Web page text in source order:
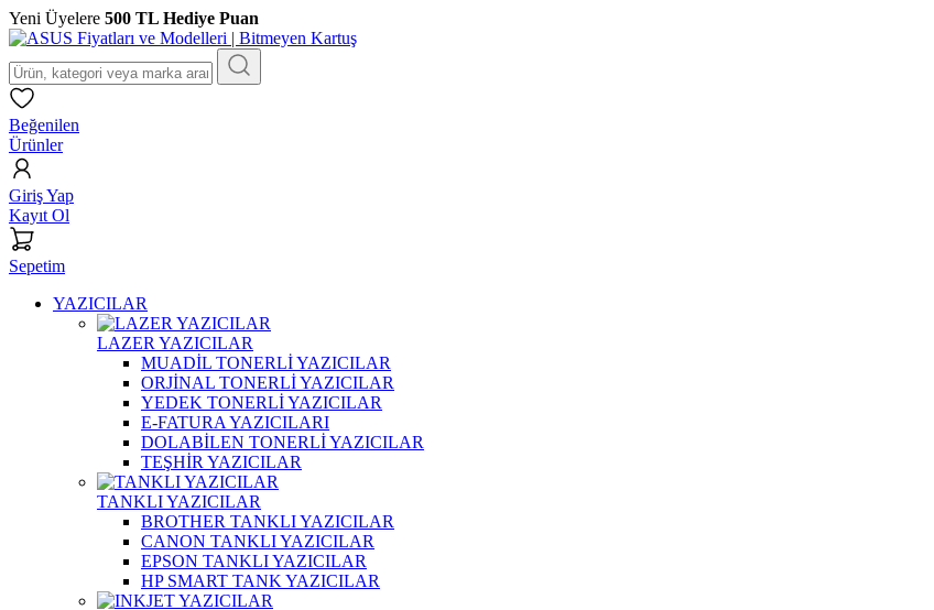
Yeni Üyelere 500 TL Hediye Puan
Beğenilen
Ürünler
Giriş Yap
Kayıt Ol
Sepetim
YAZICILAR
LAZER YAZICILAR
MUADİL TONERLİ YAZICILAR
ORJİNAL TONERLİ YAZICILAR
YEDEK TONERLİ YAZICILAR
E-FATURA YAZICILARI
DOLABİLEN TONERLİ YAZICILAR
TEŞHİR YAZICILAR
TANKLI YAZICILAR
BROTHER TANKLI YAZICILAR
CANON TANKLI YAZICILAR
EPSON TANKLI YAZICILAR
HP SMART TANK YAZICILAR